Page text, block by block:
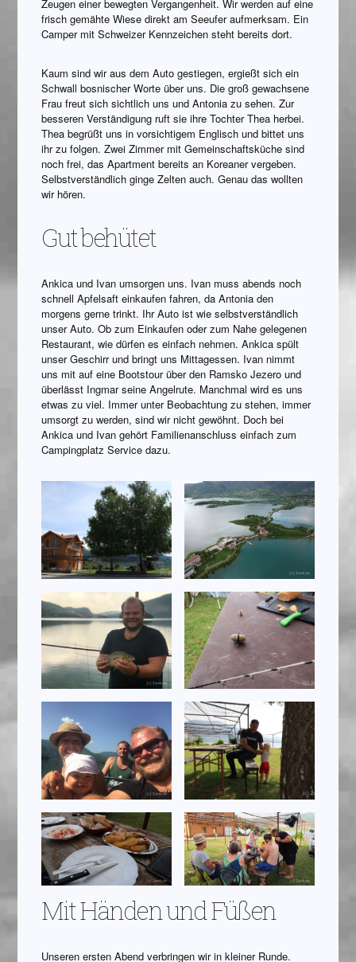
Zeugen einer bewegten Vergangenheit. Wir werden auf eine
frisch gemähte Wiese direkt am Seeufer aufmerksam. Ein
Camper mit Schweizer Kennzeichen steht bereits dort.
Kaum sind wir aus dem Auto gestiegen, ergießt sich ein
Schwall bosnischer Worte über uns. Die groß gewachsene
Frau freut sich sichtlich uns und Antonia zu sehen. Zur
besseren Verständigung ruft sie ihre Tochter Thea herbei.
Thea begrüßt uns in vorsichtigem Englisch und bittet uns
ihr zu folgen. Zwei Zimmer mit Gemeinschaftsküche sind
noch frei, das Apartment bereits an Koreaner vergeben.
Selbstverständlich ginge Zelten auch. Genau das wollten
wir hören.
Gut behütet
Ankica und Ivan umsorgen uns. Ivan muss abends noch
schnell Apfelsaft einkaufen fahren, da Antonia den
morgens gerne trinkt. Ihr Auto ist wie selbstverständlich
unser Auto. Ob zum Einkaufen oder zum Nahe gelegenen
Restaurant, wie dürfen es einfach nehmen. Ankica spült
unser Geschirr und bringt uns Mittagessen. Ivan nimmt
uns mit auf eine Bootstour über den Ramsko Jezero und
überlässt Ingmar seine Angelrute. Manchmal wird es uns
etwas zu viel. Immer unter Beobachtung zu stehen, immer
umsorgt zu werden, sind wir nicht gewöhnt. Doch bei
Ankica und Ivan gehört Familienanschluss einfach zum
Campingplatz Service dazu.
Mit Händen und Füßen
Unseren ersten Abend verbringen wir in kleiner Runde.